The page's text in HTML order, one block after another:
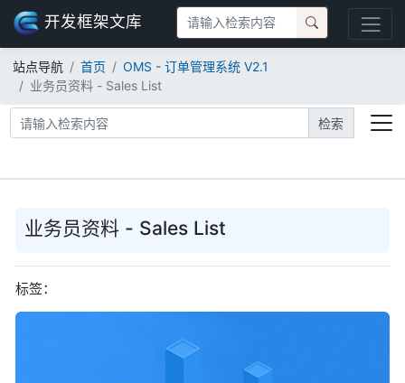
开发框架文库
站点导航 首页
OMS - 订单管理系统 V2.1
业务员资料 - Sales List
检索
业务员资料 - Sales List
标签：